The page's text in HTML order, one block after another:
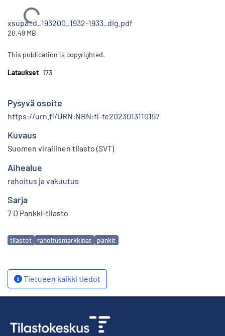
Ladataan...
xsupa_d_193200_1932-1933_dig.pdf
20.49 MB
This publication is copyrighted.
Lataukset 173
Pysyvä osoite
https://urn.fi/URN:NBN:fi-fe2023013110197
Kuvaus
Suomen virallinen tilasto (SVT)
Aihealue
rahoitus ja vakuutus
Sarja
7 D Pankki-tilasto
Avainsanat
tilastot rahoitusmarkkinat pankit
Tietueen kaikki tiedot